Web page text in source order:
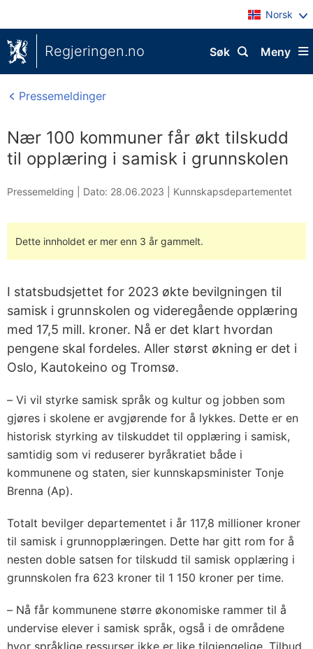
Norsk
Regjeringen.no Meny
Søk
Pressemeldinger
Nær 100 kommuner får økt tilskudd
til opplæring i samisk i grunnskolen
Pressemelding | Dato: 28.06.2023 Kunnskapsdepartementet
Dette innholdet er mer enn 3 år gammelt.
I statsbudsjettet for 2023 økte bevilgningen til
samisk i grunnskolen og videregående opplæring
med 17,5 mill. kroner. Nå er det klart hvordan
pengene skal fordeles. Aller størst økning er det i
Oslo, Kautokeino og Tromsø.
– Vi vil styrke samisk språk og kultur og jobben som
gjøres i skolene er avgjørende for å lykkes. Dette er en
historisk styrking av tilskuddet til opplæring i samisk,
samtidig som vi reduserer byråkratiet både i
kommunene og staten, sier kunnskapsminister Tonje
Brenna (Ap).
Totalt bevilger departementet i år 117,8 millioner kroner
til samisk i grunnopplæringen. Dette har gitt rom for å
nesten doble satsen for tilskudd til samisk opplæring i
grunnskolen fra 623 kroner til 1 150 kroner per time.
– Nå får kommunene større økonomiske rammer til å
undervise elever i samisk språk, også i de områdene
hvor språklige ressurser ikke er like tilgjengelige. Tilbud